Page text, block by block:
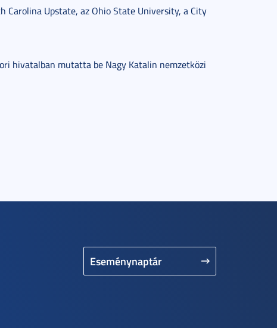
Carolina Upstate, az Ohio State University, a City
hivatalban mutatta be Nagy Katalin nemzetközi
Eseménynaptár